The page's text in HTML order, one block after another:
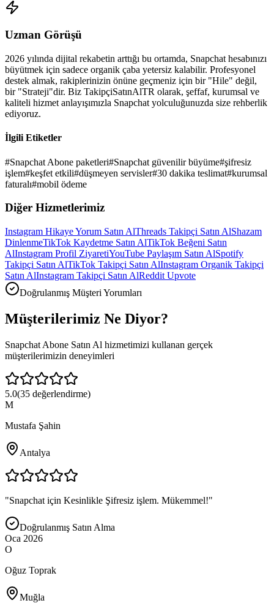
Uzman Görüşü
2026 yılında dijital rekabetin arttığı bu ortamda, Snapchat hesabınızı
büyütmek için sadece organik çaba yetersiz kalabilir. Profesyonel
destek almak, rakiplerinizin önüne geçmeniz için bir "Hile" değil,
bir "Strateji"dir. Biz TakipçiSatınAlTR olarak, şeffaf, kurumsal ve
kaliteli hizmet anlayışımızla Snapchat yolculuğunuzda size rehberlik
ediyoruz.
İlgili Etiketler
#Snapchat Abone paketleri#Snapchat güvenilir büyüme#şifresiz
işlem#keşfet etkili#düşmeyen servisler#30 dakika teslimat#kurumsal
faturalı#mobil ödeme
Diğer Hizmetlerimiz
Instagram Hikaye Yorum Satın AlThreads Takipçi Satın AlShazam
DinlenmeTikTok Kaydetme Satın AlTikTok Beğeni Satın
AlInstagram Profil ZiyaretiYouTube Paylaşım Satın AlSpotify
Takipçi Satın AlTikTok Takipçi Satın AlInstagram Organik Takipçi
Satın AlInstagram Takipçi Satın AlReddit Upvote
Doğrulanmış Müşteri Yorumları
Müşterilerimiz Ne Diyor?
Snapchat Abone Satın Al hizmetimizi kullanan gerçek
müşterilerimizin deneyimleri
5.0(35 değerlendirme)
M
Mustafa Şahin
Antalya
"Snapchat için Kesinlikle Şifresiz işlem. Mükemmel!"
Doğrulanmış Satın Alma
Oca 2026
O
Oğuz Toprak
Muğla